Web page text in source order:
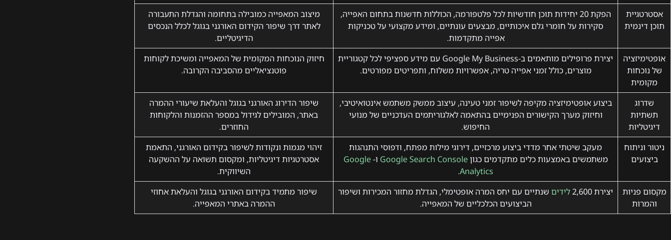
אסטרטגיית
תוכן דינמית
הפקת 20 יחידות תוכן חודשיות לכל פלטפורמה, הכוללות חדשנות בתחום האפייה,
סקירות על חומרי גלם איכותיים, מבצעים עונתיים, ומידע מקצועי על טכניקות
אפייה מתקדמות.
מיצוב המאפייה כמובילה בתחומה והגדלת התעבורה
לאתר דרך שיפור הקידום האורגני בגוגל לכלל הנכסים
הדיגיטליים.
אופטימיזציה
של נוכחות
מקומית
יצירת פרופילים מותאמים ב-Google My Business עם מידע ספציפי לכל קטגוריית
מוצרים, כולל זמני אפייה טריה, אפשרויות משלוח, ותפריטים מפורטים.
חיזוק הנוכחות המקומית של המאפייה ומשיכת לקוחות
פוטנציאליים מהסביבה הקרובה.
שדרוג
תשתיות
דיגיטליות
ביצוע אופטימיזציה מקיפה לשיפור זמני טעינה, עיצוב ממשק משתמש אינטואיטיבי,
וחיזוק מערך הקישורים הפנימיים בהתאמה לאלגוריתמים העדכניים של מנועי
החיפוש.
שיפור הדירוג האורגני בגוגל והעלאת שיעורי ההמרה
באתר, המובילים לגידול במספר ההזמנות והלקוחות
החוזרים.
ניטור וניתוח
ביצועים
מעקב שיטתי אחר מדדי ביצוע מרכזיים, דירוגי מילות מפתח, ודפוסי התנהגות
משתמשים באמצעות כלים מתקדמים כגוןGoogle Search Console ו-Google
Analytics
.
זיהוי מגמות ונקודות לשיפור בקידום האורגני, התאמת
אסטרטגיות דיגיטליות, ומקסום תשואה על ההשקעה
השיווקית.
מקסום פניות
והמרות
יצירת 2,600 לידים שנתיים עם יחס המרה אופטימלי, הגדלת מחזור המכירות ושיפור
הביצועים הכלכליים של המאפייה.
שיפור מתמיד בקידום האורגני בגוגל והעלאת אחוזי
ההמרה באתרי המאפייה.